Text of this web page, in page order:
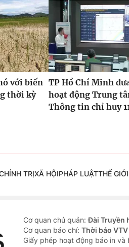
với biến
thời kỳ
TP Hồ Chí Minh
hoạt động Trung
Thông tin chỉ huy
TRỊXÃ HỘIPHÁP LUẬTTHẾ GIỚI
Cơ quan chủ quản:Đài Truyền
Cơ quan báo chí: Thời báo VTV
Giấy phép hoạt động báo in và